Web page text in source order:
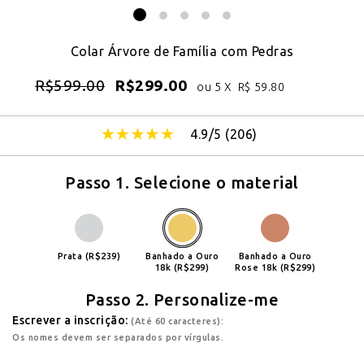
Colar Árvore de Família com Pedras
R$599.00 R$299.00 ou 5 X R$ 59.80
4.9/5 (206)
Passo 1. Selecione o material
Prata (R$239)
Banhado a Ouro
18k (R$299)
Banhado a Ouro
Rose 18k (R$299)
Passo 2. Personalize-me
Escrever a inscrição: (Até 60 caracteres):
Os nomes devem ser separados por vírgulas.